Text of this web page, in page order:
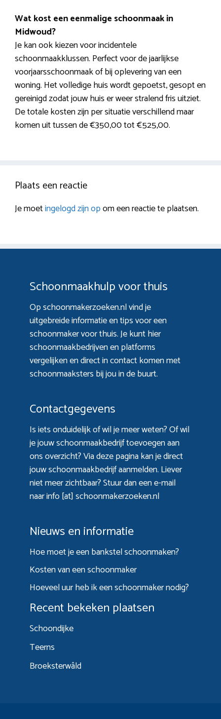
Wat kost een eenmalige schoonmaak in
Midwoud?
Je kan ook kiezen voor incidentele
schoonmaakklussen. Perfect voor de jaarlijkse
voorjaarsschoonmaak of bij oplevering van een
woning. Het volledige huis wordt gepoetst, gesopt en
gereinigd zodat jouw huis er weer stralend fris uitziet.
De totale kosten zijn per situatie verschillend maar
komen uit tussen de €350,00 tot €525,00.
Plaats een reactie
Je moetingelogd zijn opom een reactie te plaatsen.
Schoonmaakhulp voor thuis
Op schoonmakerzoeken.nl vind je
uitgebreide informatie en tips voor een
schoonmaker voor thuis. Je kunt hier
schoonmaakbedrijven en platforms
vergelijken en direct in contact komen met
schoonmaaksters bij jou in de buurt.
Contactgegevens
Is iets onduidelijk of wil je meer weten? Of wil
je jouw schoonmaakbedrijf toevoegen aan
ons overzicht? Viadeze paginakan je direct
jouw schoonmaakbedrijf aanmelden. Liever
niet meer zichtbaar? Stuur dan een e-mail
naar info [at] schoonmakerzoeken.nl
Nieuws en informatie
Hoe moet je een bankstel schoonmaken?
Kosten van een schoonmaker
Hoeveel uur heb ik een schoonmaker nodig?
Recent bekeken plaatsen
Schoondijke
Teerns
Broeksterwâld